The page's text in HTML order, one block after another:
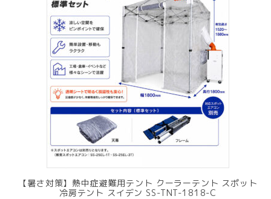
【暑さ対策】熱中症避難用テント クーラーテント スポット
冷房テント スイデン SS-TNT-1818-C